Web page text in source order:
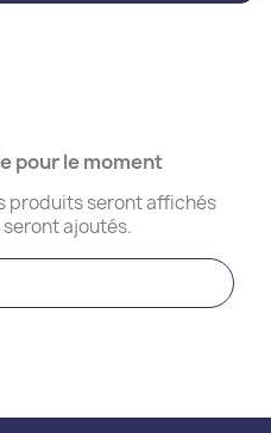
pour le moment
produits seront affichés
ajoutés.